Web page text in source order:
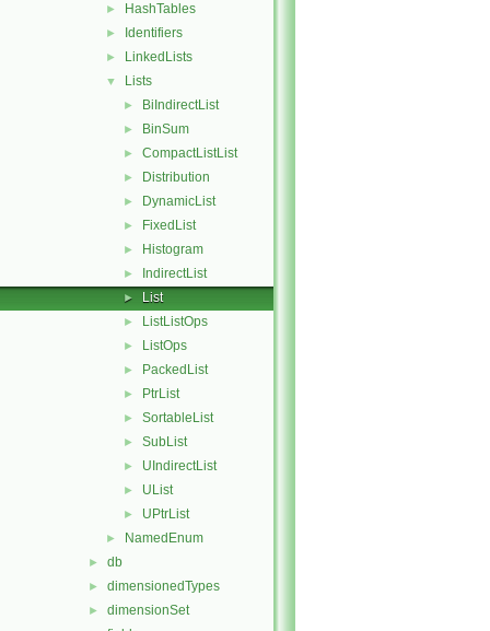
► HashTables
► Identifiers
► LinkedLists
▼ Lists
► BiIndirectList
► BinSum
► CompactListList
► Distribution
► DynamicList
► FixedList
► Histogram
► IndirectList
► List
► ListListOps
► ListOps
► PackedList
► PtrList
► SortableList
► SubList
► UIndirectList
► UList
► UPtrList
► NamedEnum
► db
► dimensionedTypes
► dimensionSet